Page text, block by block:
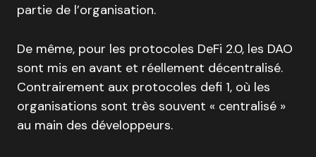
partie de l’organisation.
De même, pour les protocoles DeFi 2.0, les DAO
sont mis en avant et réellement décentralisé.
Contrairement aux protocoles defi 1, où les
organisations sont très souvent « centralisé »
au main des développeurs.